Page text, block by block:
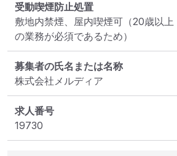
受動喫煙防止処置
敷地内禁煙、屋内喫煙可（20歳以
の業務が必須であるため）
募集者の氏名または名称
株式会社メルディア
求人番号
19730